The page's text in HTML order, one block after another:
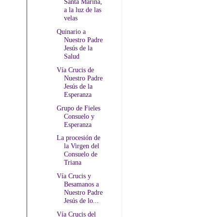
Santa Marina,
a la luz de las
velas
Quinario a
Nuestro Padre
Jesús de la
Salud
Vía Crucis de
Nuestro Padre
Jesús de la
Esperanza
Grupo de Fieles
Consuelo y
Esperanza
La procesión de
la Virgen del
Consuelo de
Triana
Vía Crucis y
Besamanos a
Nuestro Padre
Jesús de lo...
Vía Crucis del